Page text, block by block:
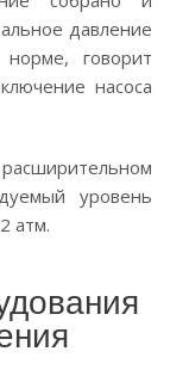
давление
говорит
насоса
уровень
атм.